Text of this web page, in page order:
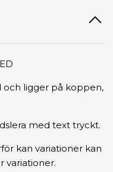
och ligger på koppen,
med text tryckt.
kan variationer kan
variationer.